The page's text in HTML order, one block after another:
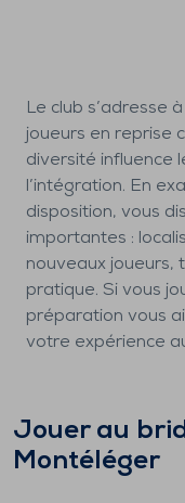
Le club s’adresse
joueurs en reprise
diversité influence
l’intégration. En
disposition, vous
importantes :
nouveaux joueurs,
pratique. Si vous
préparation vous
votre expérience
Jouer au
Montéléger